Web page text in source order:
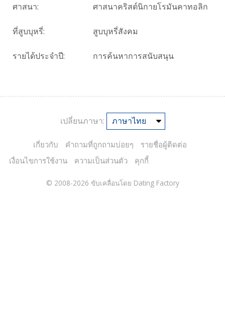
ศาสนา: ศาสนาคริสต์นิกายโรมันคาทอลิก
ที่สูบบุหรี่: สูบบุหรี่สังคม
รายได้ประจำปี: การค้นหาการสนับสนุน
เปลี่ยนภาษา:
เกี่ยวกับ คำถามที่ถูกถามบ่อยๆ
รายชื่อผู้ติดต่อ
เงื่อนไขการใช้งาน
ความเป็นส่วนตัว คุกกี้
© 2008-2026 ขับเคลื่อนโดย Dating Factory